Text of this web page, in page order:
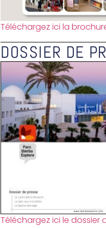
Téléchargez ici la
DOSSIER DE
Téléchargez ici le dossier